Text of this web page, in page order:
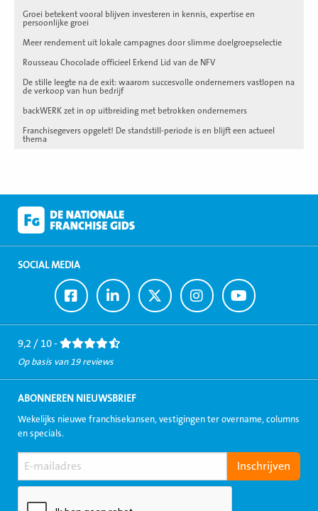
Groei betekent vooral blijven investeren in kennis, expertise en
persoonlijke groei
Meer rendement uit lokale campagnes door slimme doelgroepselectie
Rousseau Chocolade officieel Erkend Lid van de NFV
De stille leegte na de exit: waarom succesvolle ondernemers vastlopen na
de verkoop van hun bedrijf
backWERK zet in op uitbreiding met betrokken ondernemers
Franchisegevers opgelet! De standstill-periode is en blijft een actueel
thema
SOCIAL MEDIA
Ga
naar
Facebook
Ga
naar
LinkedIn
Ga
naar
Twitter
Ga
naar
Instagram
Ga
naar
Youtube
9,2 / 10 -
Op basis van 19 reviews
ABONNEREN NIEUWSBRIEF
Wekelijks nieuwe franchisekansen, vestigingen ter overname, columns
en specials.